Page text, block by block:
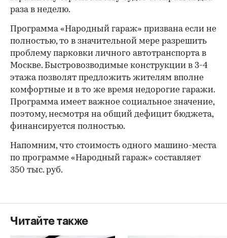
раза в неделю.
Программа «Народный гараж» призвана если не
полностью, то в значительной мере разрешить
проблему парковки личного автотранспорта в
Москве. Быстровозводимые конструкции в 3-4
этажа позволят предложить жителям вполне
комфортные и в то же время недорогие гаражи.
Программа имеет важное социальное значение,
поэтому, несмотря на общий дефицит бюджета,
финансируется полностью.
Напомним, что стоимость одного машино-места
по программе «Народный гараж» составляет
350 тыс. руб.
Читайте также